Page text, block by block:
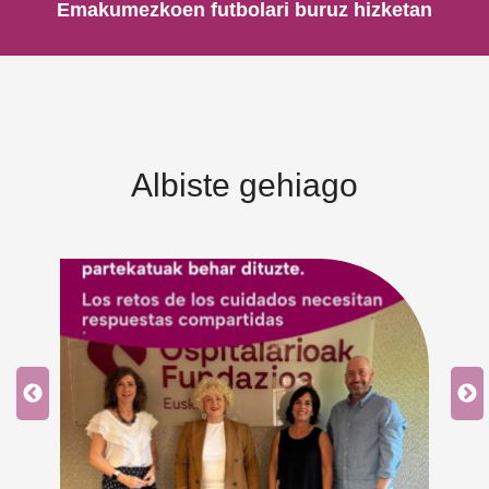
Emakumezkoen futbolari buruz hizketan
Albiste gehiago